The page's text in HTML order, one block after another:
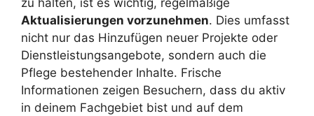
zu halten, ist es wichtig, regelmäßige
Aktualisierungen vorzunehmen. Dies umfasst
nicht nur das Hinzufügen neuer Projekte oder
Dienstleistungsangebote, sondern auch die
Pflege bestehender Inhalte. Frische
Informationen zeigen Besuchern, dass du aktiv
in deinem Fachgebiet bist und auf dem